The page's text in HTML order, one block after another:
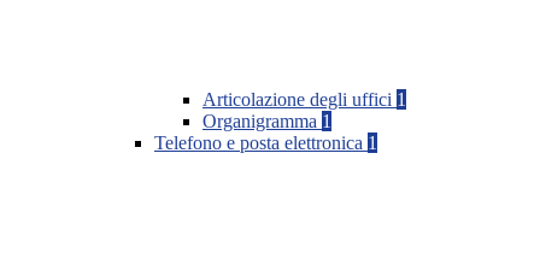
Articolazione degli uffici 1
Organigramma 1
Telefono e posta elettronica 1